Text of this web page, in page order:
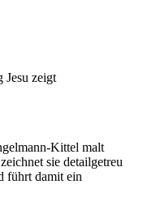
Kittel malt
sie detailgetreu
führt damit ein